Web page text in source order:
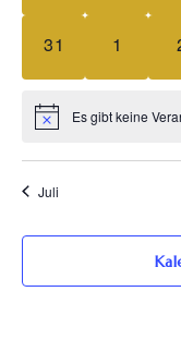
0
31 0
1
Es gibt keine
Juli